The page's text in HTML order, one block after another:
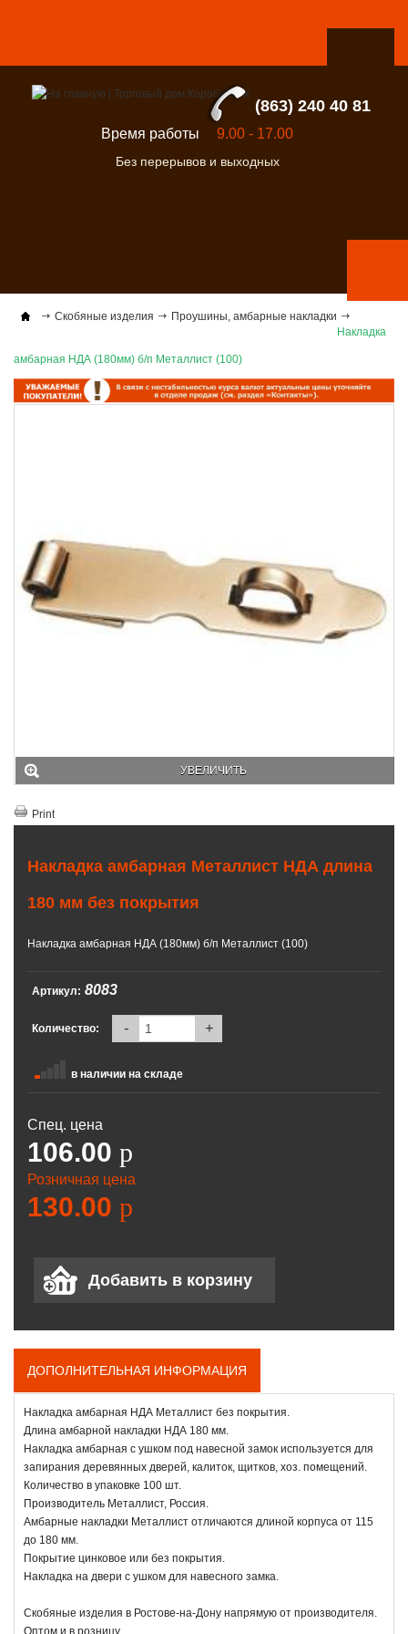
(863) 240 40 81
Время работы 9.00 - 17.00
Без перерывов и выходных
Скобяные изделия
Проушины, амбарные накладки
Накладка
амбарная НДА (180мм) б/п Металлист (100)
УВЕЛИЧИТЬ
Print
Накладка амбарная Металлист НДА длина
180 мм без покрытия
Накладка амбарная НДА (180мм) б/п Металлист (100)
Артикул: 8083
Количество: - +
в наличии на складе
Спец. цена
106.00 p
Розничная цена
130.00 p
ДОПОЛНИТЕЛЬНАЯ ИНФОРМАЦИЯ
Накладка амбарная НДА Металлист без покрытия.
Длина амбарной накладки НДА 180 мм.
Накладка амбарная с ушком под навесной замок используется для
запирания деревянных дверей, калиток, щитков, хоз. помещений.
Количество в упаковке 100 шт.
Производитель Металлист, Россия.
Амбарные накладки Металлист отличаются длиной корпуса от 115
до 180 мм.
Покрытие цинковое или без покрытия.
Накладка на двери с ушком для навесного замка.
Скобяные изделия в Ростове-на-Дону напрямую от производителя.
Оптом и в розницу.